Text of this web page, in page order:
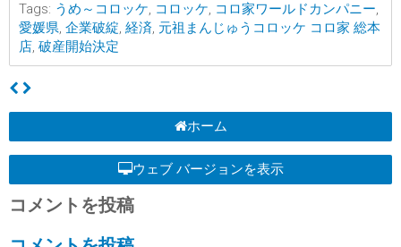
Tags: うめ～コロッケ, コロッケ, コロ家ワールドカンパニー,
愛媛県, 企業破綻, 経済, 元祖まんじゅうコロッケ コロ家 総本
店, 破産開始決定
ホーム
ウェブ バージョンを表示
コメントを投稿